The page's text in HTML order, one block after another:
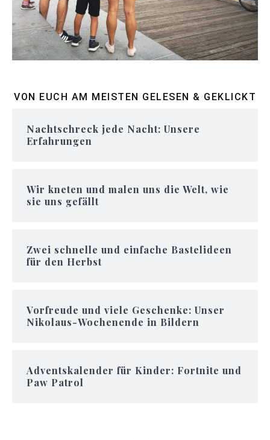
VON EUCH AM MEISTEN GELESEN & GEKLICKT
Nachtschreck jede Nacht: Unsere
Erfahrungen
Wir kneten und malen uns die Welt, wie
sie uns gefällt
Zwei schnelle und einfache Bastelideen
für den Herbst
Vorfreude und viele Geschenke: Unser
Nikolaus-Wochenende in Bildern
Adventskalender für Kinder: Fortnite und
Paw Patrol